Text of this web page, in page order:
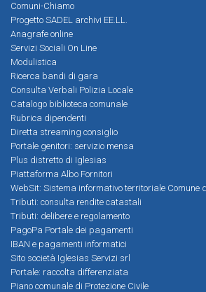
Comuni-Chiamo
Progetto SADEL archivi EE.LL.
Anagrafe online
Servizi Sociali On Line
Modulistica
Ricerca bandi di gara
Consulta Verbali Polizia Locale
Catalogo biblioteca comunale
Rubrica dipendenti
Diretta streaming consiglio
Portale genitori: servizio mensa
Plus distretto di Iglesias
Piattaforma Albo Fornitori
WebSit: Sistema informativo territoriale Comune
Tributi: consulta rendite catastali
Tributi: delibere e regolamento
PagoPa Portale dei pagamenti
IBAN e pagamenti informatici
Sito società Iglesias Servizi srl
Portale: raccolta differenziata
Piano comunale di Protezione Civile